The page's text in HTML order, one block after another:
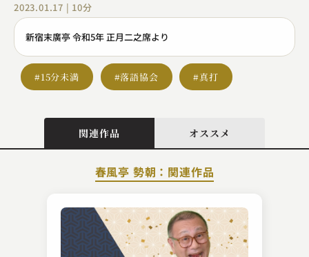
2023.01.17 | 10分
新宿末廣亭 令和5年 正月二之席より
#15分未満 #落語協会 #真打
関連作品 オススメ
春風亭 勢朝：関連作品